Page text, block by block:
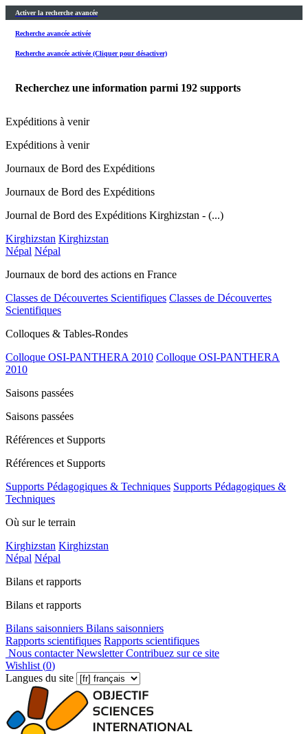
Activer la recherche avancée
Recherche avancée activée
Recherche avancée activée (Cliquer pour désactiver)
Recherchez une information parmi 192 supports
Expéditions à venir
Expéditions à venir
Journaux de Bord des Expéditions
Journaux de Bord des Expéditions
Journal de Bord des Expéditions Kirghizstan - (...)
Kirghizstan Kirghizstan
Népal Népal
Journaux de bord des actions en France
Classes de Découvertes Scientifiques Classes de Découvertes
Scientifiques
Colloques & Tables-Rondes
Colloque OSI-PANTHERA 2010 Colloque OSI-PANTHERA
2010
Saisons passées
Saisons passées
Références et Supports
Références et Supports
Supports Pédagogiques & Techniques Supports Pédagogiques &
Techniques
Où sur le terrain
Kirghizstan Kirghizstan
Népal Népal
Bilans et rapports
Bilans et rapports
Bilans saisonniers Bilans saisonniers
Rapports scientifiques Rapports scientifiques
Nous contacterNewsletterContribuez sur ce site
Wishlist (0)
Langues du site